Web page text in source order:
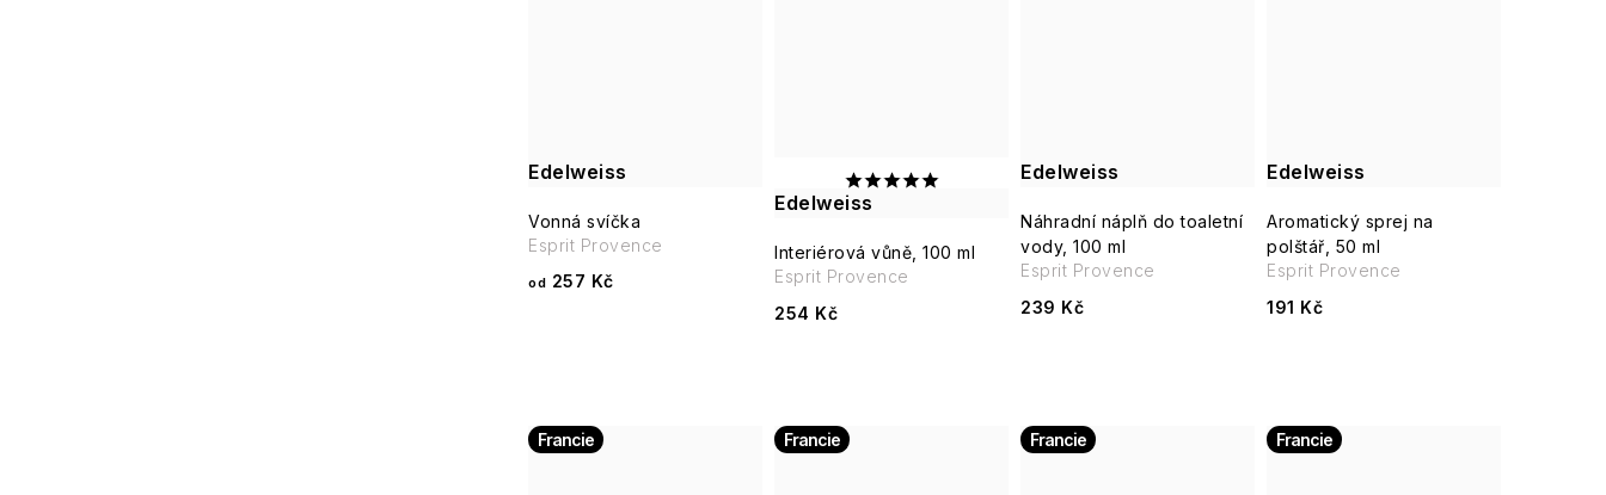
Edelweiss
Vonná svíčka
od 257 Kč
Esprit Provence
Edelweiss
Interiérová vůně, 100 ml
254 Kč
Esprit Provence
Edelweiss
Náhradní náplň do toaletní
vody, 100 ml
239 Kč
Esprit Provence
Edelweiss
Aromatický sprej na
polštář, 50 ml
191 Kč
Esprit Provence
Francie Francie Francie Francie